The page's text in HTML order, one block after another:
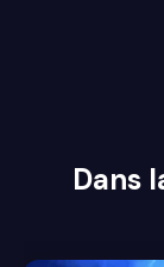
Dans